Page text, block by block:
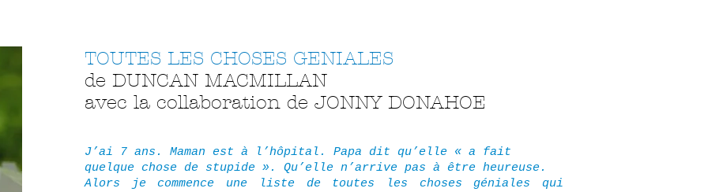
TOUTES LES CHOSES GENIALES
de DUNCAN MACMILLAN
avec la collaboration de JONNY DONAHOE
J’ai 7 ans. Maman est à l’hôpital. Papa dit qu’elle « a fait
quelque chose de stupide ». Qu’elle n’arrive pas à être heureuse.
Alors je commence une liste de toutes les choses géniales qui